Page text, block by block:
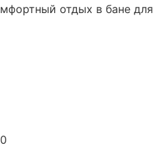
отдых в бане для